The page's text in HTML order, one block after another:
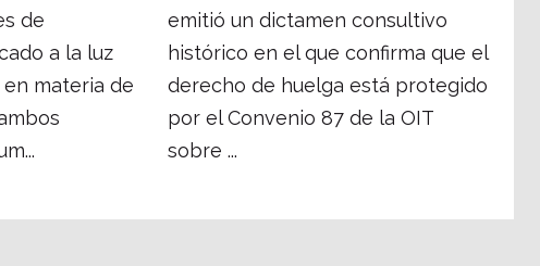
de
a la luz
materia de
emitió un dictamen consultivo
histórico en el que confirma que el
derecho de huelga está protegido
por el Convenio 87 de la OIT
sobre ...